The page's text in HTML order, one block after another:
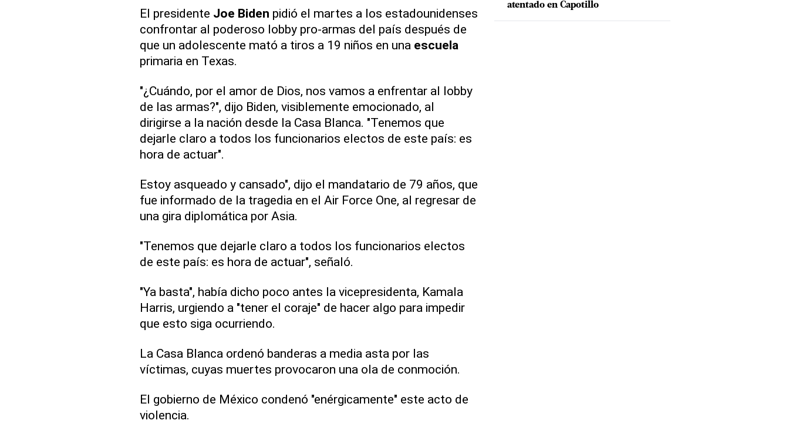
El presidente Joe Biden pidió el martes a los estadounidenses
confrontar al poderoso lobby pro-armas del país después de
que un adolescente mató a tiros a 19 niños en una escuela
primaria en Texas.
"¿Cuándo, por el amor de Dios, nos vamos a enfrentar al lobby
de las armas?", dijo Biden, visiblemente emocionado, al
dirigirse a la nación desde la Casa Blanca. "Tenemos que
dejarle claro a todos los funcionarios electos de este país: es
hora de actuar".
Estoy asqueado y cansado", dijo el mandatario de 79 años, que
fue informado de la tragedia en el Air Force One, al regresar de
una gira diplomática por Asia.
"Tenemos que dejarle claro a todos los funcionarios electos
de este país: es hora de actuar", señaló.
"Ya basta", había dicho poco antes la vicepresidenta, Kamala
Harris, urgiendo a "tener el coraje" de hacer algo para impedir
que esto siga ocurriendo.
La Casa Blanca ordenó banderas a media asta por las
víctimas, cuyas muertes provocaron una ola de conmoción.
El gobierno de México condenó "enérgicamente" este acto de
violencia.
atentado en Capotillo